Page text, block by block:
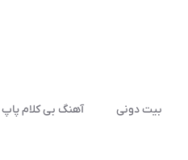
بیت دونی آهنگ بی کلام پاپ